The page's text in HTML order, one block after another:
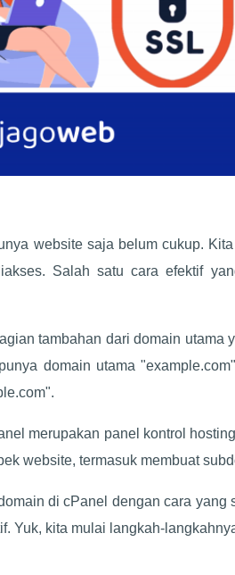
website saja belum cukup.
Salah satu cara efektif
tambahan dari domain utama
domain utama
merupakan panel kontrol
website, termasuk membuat
di cPanel dengan cara yang
Yuk, kita mulai langkah-